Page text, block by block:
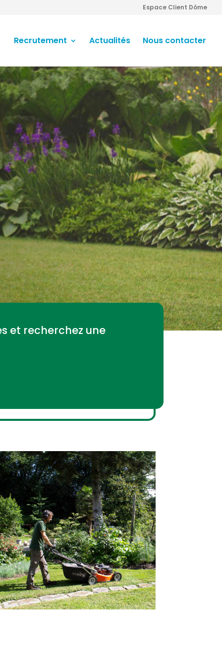
Espace Client Dôme
Recrutement Actualités Nous contacter
et recherchez une